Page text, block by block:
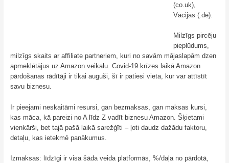
(co.uk),
Vācijas (.de).
Milzīgs pircēju
pieplūdums,
milzīgs skaits ar affiliate partneriem, kuri no savām mājaslapām dzen
apmeklētājus uz Amazon veikalu. Covid-19 krīzes laikā Amazon
pārdošanas rādītāji ir tikai auguši, šī ir patiesi vieta, kur var attīstīt
savu biznesu.
Ir pieejami neskaitāmi resursi, gan bezmaksas, gan maksas kursi,
kas māca, kā pareizi no A līdz Z vadīt biznesu Amazon. Šķietami
vienkārši, bet tajā pašā laikā sarežģīti – ļoti daudz dažādu faktoru,
detaļu, kas ietekmē panākumus.
Izmaksas: līdzīgi ir visa šāda veida platformās, %/daļa no pārdotā,